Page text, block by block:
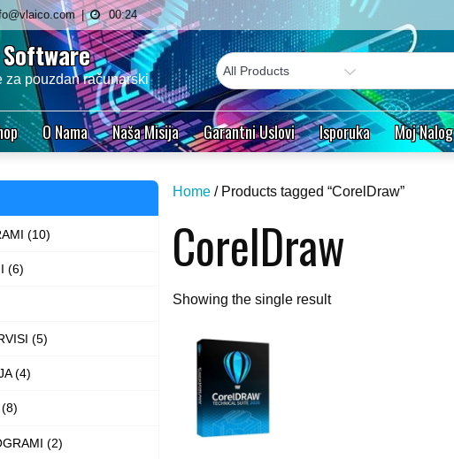
00:24
za pouzdan računarski
O Nama Naša Misija Garantni Uslovi Isporuka Moj Nalog
Home / Products tagged “CorelDraw”
CorelDraw
Showing the single result
(10)
(6)
(5)
(4)
(2)